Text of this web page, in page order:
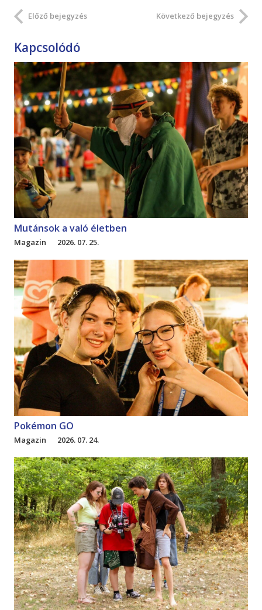
Előző bejegyzés Következő bejegyzés
Kapcsolódó
Mutánsok a való életben
Magazin 2026. 07. 25.
Pokémon GO
Magazin 2026. 07. 24.